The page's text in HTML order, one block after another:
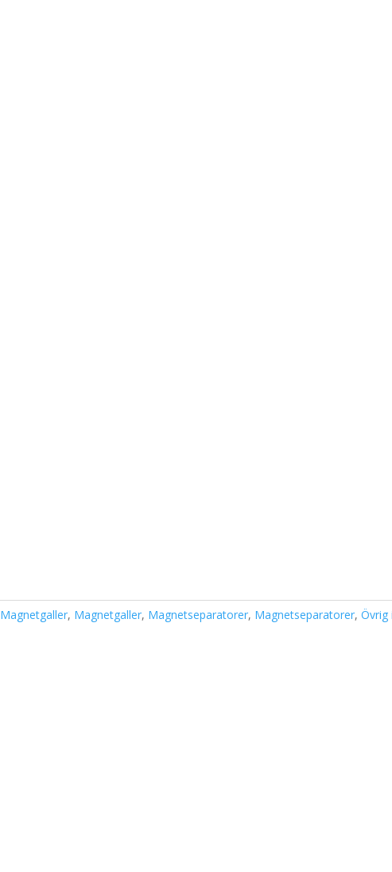
Magnetgaller, Magnetgaller, Magnetseparatorer, Magnetseparatorer,Övrig